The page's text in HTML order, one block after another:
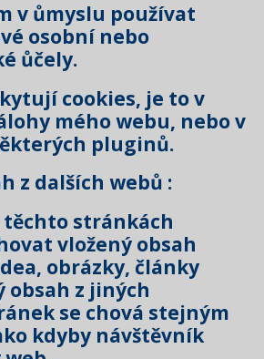
v ůmyslu používat
osobní nebo
ůčely.
cookies, je to v
mého webu, nebo v
pluginů.
z dalších webů :
těchto stránkách
vložený obsah
obrázky, články
obsah z jiných
se chová stejným
kdyby návštěvník